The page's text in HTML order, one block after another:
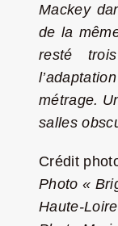
Mackey
de la
resté
métrage.
salles
Crédit
Photo «
Haute-Loire